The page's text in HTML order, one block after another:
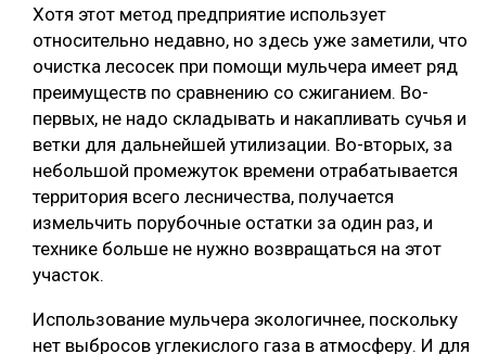
Хотя этот метод предприятие использует
относительно недавно, но здесь уже заметили, что
очистка лесосек при помощи мульчера имеет ряд
преимуществ по сравнению со сжиганием. Во-
первых, не надо складывать и накапливать сучья и
ветки для дальнейшей утилизации. Во-вторых, за
небольшой промежуток времени отрабатывается
территория всего лесничества, получается
измельчить порубочные остатки за один раз, и
технике больше не нужно возвращаться на этот
участок.
Использование мульчера экологичнее, поскольку
нет выбросов углекислого газа в атмосферу. И для